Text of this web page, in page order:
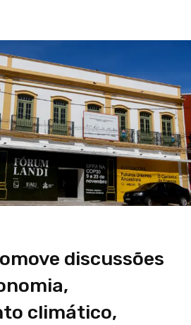
discussões
climático,